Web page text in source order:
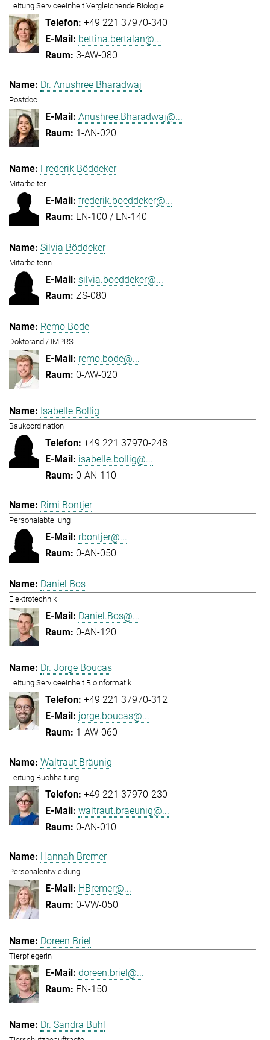
Leitung Serviceeinheit Vergleichende Biologie
+49 221 37970-340
bettina.bertalan@...
3-AW-080
Dr. Anushree Bharadwaj
Postdoc
Anushree.Bharadwaj@...
1-AN-020
Frederik Böddeker
Mitarbeiter
frederik.boeddeker@...
EN-100 / EN-140
Silvia Böddeker
Mitarbeiterin
silvia.boeddeker@...
ZS-080
Remo Bode
Doktorand / IMPRS
remo.bode@...
0-AW-020
Isabelle Bollig
Baukoordination
+49 221 37970-248
isabelle.bollig@...
0-AN-110
Rimi Bontjer
Personalabteilung
rbontjer@...
0-AN-050
Daniel Bos
Elektrotechnik
Daniel.Bos@...
0-AN-120
Dr. Jorge Boucas
Leitung Serviceeinheit Bioinformatik
+49 221 37970-312
jorge.boucas@...
1-AW-060
Waltraut Bräunig
Leitung Buchhaltung
+49 221 37970-230
waltraut.braeunig@...
0-AN-010
Hannah Bremer
Personalentwicklung
HBremer@...
0-VW-050
Doreen Briel
Tierpflegerin
doreen.briel@...
EN-150
Dr. Sandra Buhl